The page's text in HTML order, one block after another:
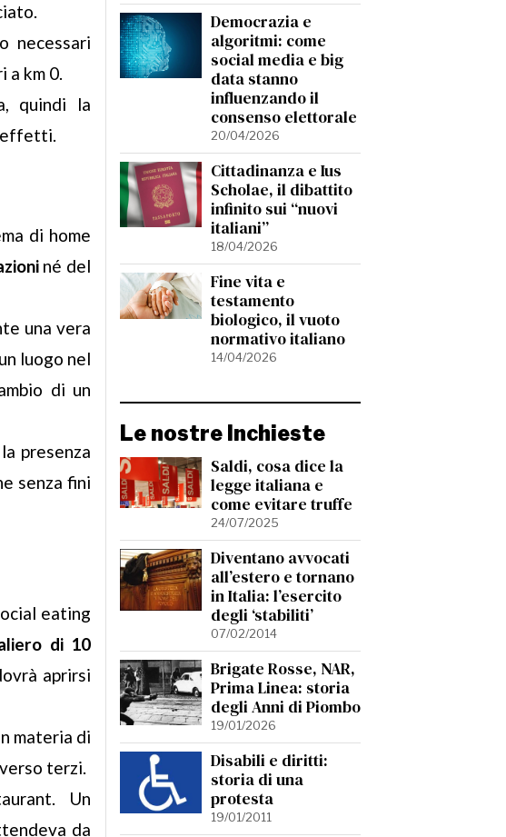
necessari
km 0.
quindi la
effetti.
di home
né del
una vera
luogo nel
di un
presenza
senza fini
eating
di 10
aprirsi
materia di
terzi.
Un
da
Democrazia e
algoritmi: come
social media e big
data stanno
influenzando il
consenso elettorale
20/04/2026
Cittadinanza e Ius
Scholae, il dibattito
infinito sui “nuovi
italiani”
18/04/2026
Fine vita e
testamento
biologico, il vuoto
normativo italiano
14/04/2026
Le nostre Inchieste
Saldi, cosa dice la
legge italiana e
come evitare truffe
24/07/2025
Diventano avvocati
all’estero e tornano
in Italia: l’esercito
degli ‘stabiliti’
07/02/2014
Brigate Rosse, NAR,
Prima Linea: storia
degli Anni di Piombo
19/01/2026
Disabili e diritti:
storia di una
protesta
19/01/2011